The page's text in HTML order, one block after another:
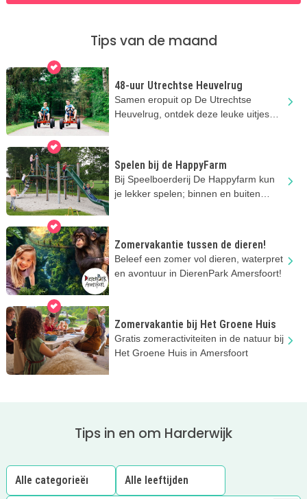
Tips van de maand
48-uur Utrechtse Heuvelrug
Samen eropuit op De Utrechtse
Heuvelrug, ontdek deze leuke uitjes
Spelen bij de HappyFarm
Bij Speelboerderij De Happyfarm kun
je lekker spelen; binnen en buiten
Zomervakantie tussen de dieren!
Beleef een zomer vol dieren, waterpret
en avontuur in DierenPark Amersfoort!
Zomervakantie bij Het Groene Huis
Gratis zomeractiviteiten in de natuur bij
Het Groene Huis in Amersfoort
Tips in en om Harderwijk